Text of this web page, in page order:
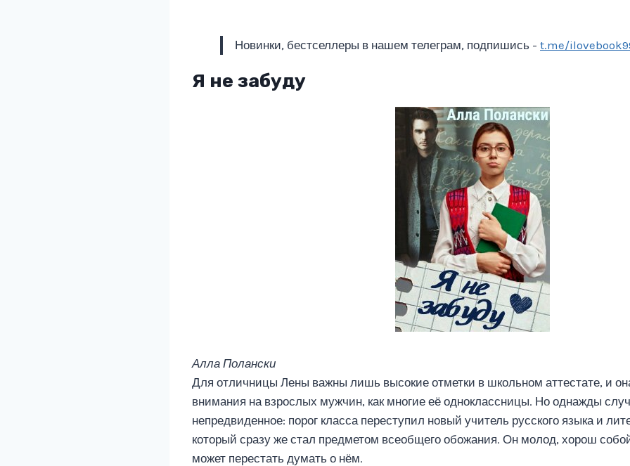
Новинки, бестселлеры в нашем телеграм, подпишись - t.me/
Я не забуду
Алла Полански
Для отличницы Лены важны лишь высокие отметки в школьном аттестате, и
внимания на взрослых мужчин, как многие её одноклассницы. Но однажды
непредвиденное: порог класса переступил новый учитель русского языка и
который сразу же стал предметом всеобщего обожания. Он молод, хорош
может перестать думать о нём.